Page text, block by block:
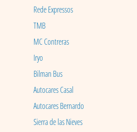
Rede Expressos
TMB
MC Contreras
Iryo
Bilman Bus
Autocares Casal
Autocares Bernardo
Sierra de las Nieves